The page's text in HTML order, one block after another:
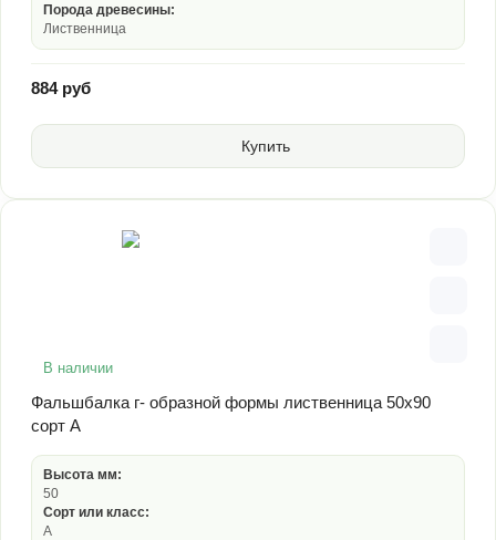
Порода древесины:
Лиственница
884 руб
Купить
В наличии
Фальшбалка г- образной формы лиственница 50х90
сорт А
Высота мм:
50
Сорт или класс:
А